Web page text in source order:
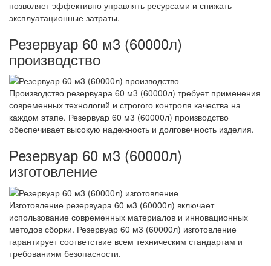
позволяет эффективно управлять ресурсами и снижать
эксплуатационные затраты.
Резервуар 60 м3 (60000л)
производство
Производство резервуара 60 м3 (60000л) требует применения
современных технологий и строгого контроля качества на
каждом этапе. Резервуар 60 м3 (60000л) производство
обеспечивает высокую надежность и долговечность изделия.
Резервуар 60 м3 (60000л)
изготовление
Изготовление резервуара 60 м3 (60000л) включает
использование современных материалов и инновационных
методов сборки. Резервуар 60 м3 (60000л) изготовление
гарантирует соответствие всем техническим стандартам и
требованиям безопасности.